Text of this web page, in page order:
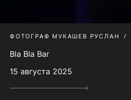
ФОТОГРАФ МУКАШЕВ РУСЛАН
Bla Bla Bar
15 августа 2025